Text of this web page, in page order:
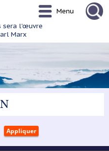
sera l'œuvre
Marx
Menu